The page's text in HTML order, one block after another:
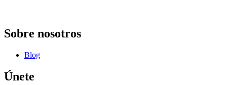
Sobre nosotros
Blog
Únete